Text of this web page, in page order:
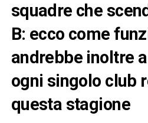
squadre che
B: ecco come
andrebbe inoltre
ogni singolo club
questa stagione